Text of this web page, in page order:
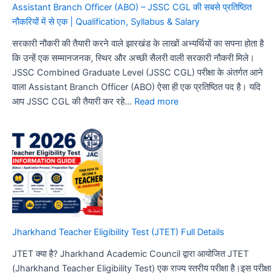
ऑनलाइन
आवेदन,
पात्रता,
सिलेबस,
परीक्षा
पैटर्न,
वेतन
और
जानकारी
Assistant Branch Officer (ABO) – JSSC CGL की सबसे प्रतिष्ठित
नौकरियों में से एक | Qualification, Syllabus & Salary
सरकारी नौकरी की तैयारी करने वाले झारखंड के लाखों अभ्यर्थियों का सपना होता है
कि उन्हें एक सम्मानजनक, स्थिर और अच्छी सैलरी वाली सरकारी नौकरी मिले।
JSSC Combined Graduate Level (JSSC CGL) परीक्षा के अंतर्गत आने
वाला Assistant Branch Officer (ABO) ऐसा ही एक प्रतिष्ठित पद है। यदि
आप JSSC CGL की तैयारी कर रहे… Read more:
सबसे
नौकरियों
Jharkhand Teacher Eligibility Test (JTET) Full Details
JTET क्या है? Jharkhand Academic Council द्वारा आयोजित JTET
(Jharkhand Teacher Eligibility Test) एक राज्य स्तरीय परीक्षा है।इस परीक्षा